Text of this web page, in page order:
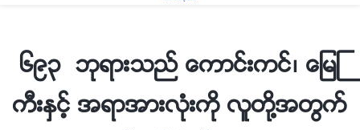
၆၉၃ ဘုရားသည္ ေကာင္းကင္၊ ေျမႀ
ကီးႏွင့္ အရာအားလုံးကို လူတို႔အတြက္